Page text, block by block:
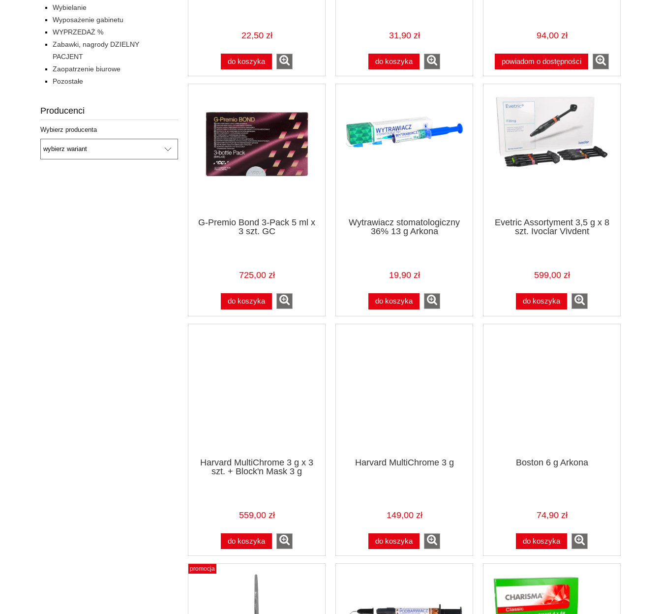
Wybielanie
Wyposażenie gabinetu
WYPRZEDAŻ %
Zabawki, nagrody DZIELNY
PACJENT
Zaopatrzenie biurowe
Pozostałe
Producenci
Wybierz producenta
22,50 zł
do koszyka
31,90 zł
do koszyka
94,00 zł
powiadom o dostępności
G-Premio Bond 3-Pack 5 ml x
3 szt. GC
725,00 zł
do koszyka
Wytrawiacz stomatologiczny
36% 13 g Arkona
19,90 zł
do koszyka
Evetric Assortyment 3,5 g x 8
szt. Ivoclar Vivdent
599,00 zł
do koszyka
Harvard MultiChrome 3 g x 3
szt. + Block'n Mask 3 g
559,00 zł
do koszyka
Harvard MultiChrome 3 g
149,00 zł
do koszyka
Boston 6 g Arkona
74,90 zł
do koszyka
promocja